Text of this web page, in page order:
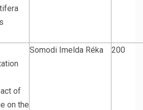
of
on the
Somodi Imelda Réka 200